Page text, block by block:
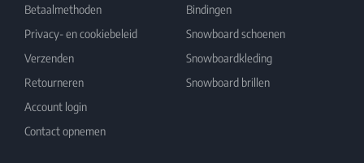
Betaalmethoden
Privacy- en cookiebeleid
Verzenden
Retourneren
Account login
Contact opnemen
Bindingen
Snowboard schoenen
Snowboardkleding
Snowboard brillen